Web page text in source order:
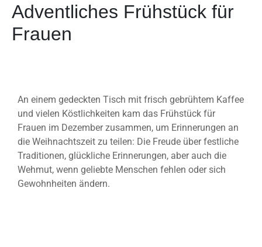
Adventliches Frühstück für
Frauen
An einem gedeckten Tisch mit frisch gebrühtem Kaffee
und vielen Köstlichkeiten kam das Frühstück für
Frauen im Dezember zusammen, um Erinnerungen an
die Weihnachtszeit zu teilen: Die Freude über festliche
Traditionen, glückliche Erinnerungen, aber auch die
Wehmut, wenn geliebte Menschen fehlen oder sich
Gewohnheiten ändern.